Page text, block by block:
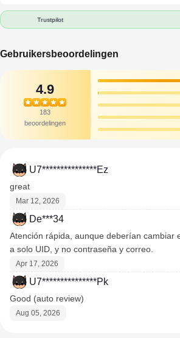
Trustpilot
Gebruikersbeoordelingen
4.9
183
beoordelingen
U7***************Ez
great
Mar 12, 2026
De***34
Atención rápida, aunque deberían cambiar
a solo UID, y no contraseña y correo.
Apr 17, 2026
U7***************Pk
Good (auto review)
Aug 05, 2026